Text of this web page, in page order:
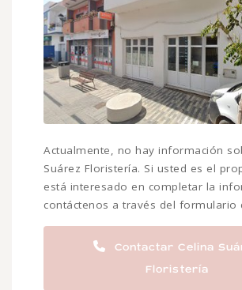
Actualmente, no hay información
Suárez Floristería. Si usted es el
está interesado en completar la
contáctenos a través del formulario
Contactar Celina
Floristería